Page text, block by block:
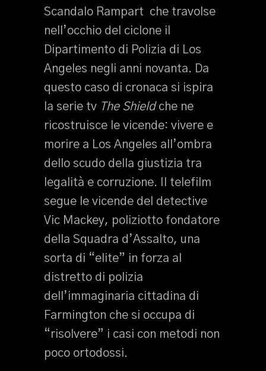
Scandalo Rampart che travolse
nell’occhio del ciclone il
Dipartimento di Polizia di Los
Angeles negli anni novanta. Da
questo caso di cronaca si ispira
la serie tv The Shieldche ne
ricostruisce le vicende: vivere e
morire a Los Angeles all’ombra
dello scudo della giustizia tra
legalità e corruzione. Il telefilm
segue le vicende del detective
Vic Mackey, poliziotto fondatore
della Squadra d’Assalto, una
sorta di “elite” in forza al
distretto di polizia
dell’immaginaria cittadina di
Farmington che si occupa di
“risolvere” i casi con metodi non
poco ortodossi.